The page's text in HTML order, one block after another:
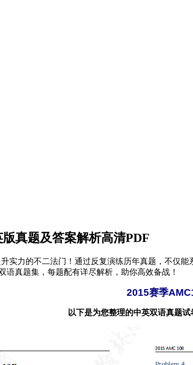
真题及答案解析高清PDF
实力的不二法门！通过反复演练历年真题，不仅
真题集，每题配有详尽解析，助你高效备战！
2015赛季
以下是为您整理的中英双语真题